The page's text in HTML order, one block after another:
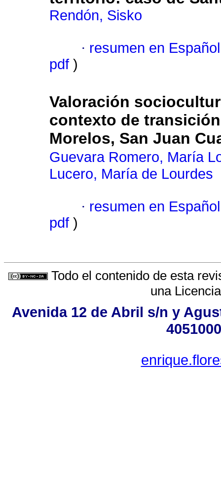
Rendón, Sisko
· resumen en Español
pdf )
Valoración
contexto de
Morelos, San Juan
Guevara Romero, María
Lucero, María de Lourdes
· resumen en Español
pdf )
Todo el contenido de esta
una
Avenida 12 de Abril s/n y